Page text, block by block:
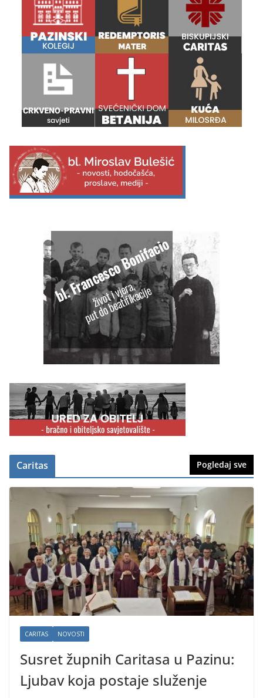
Caritas Pogledaj sve
CARITAS NOVOSTI
Susret župnih Caritasa u Pazinu:
Ljubav koja postaje služenje